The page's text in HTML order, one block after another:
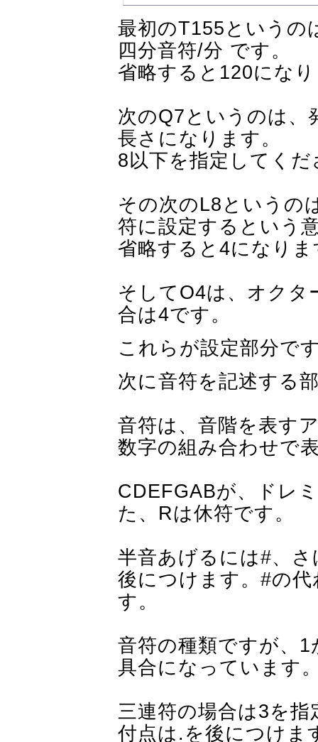
最初のT155というの
四分音符/分 です。
省略すると120にな
次のQ7というのは、
長さになります。
8以下を指定してくだ
その次のL8というの
符に設定するという
省略すると4になりま
そしてO4は、オクタ
合は4です。
これらが設定部分で
次に音符を記述する
音符は、音階を表す
数字の組み合わせで
CDEFGABが、ドレ
た、Rは休符です。
半音あげるには#、
後につけます。#の
す。
音符の種類ですが、
具合になっています
三連符の場合は3を
付点は.を後につけま